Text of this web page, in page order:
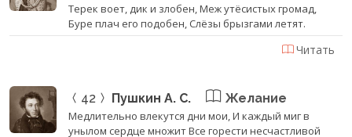
Терек воет, дик и злобен, Меж утёсистых громад,
Буре плач его подобен, Слёзы брызгами летят.
Читать
42 Пушкин А. С. Желание
Медлительно влекутся дни мои, И каждый миг в
унылом сердце множит Все горести несчастливой